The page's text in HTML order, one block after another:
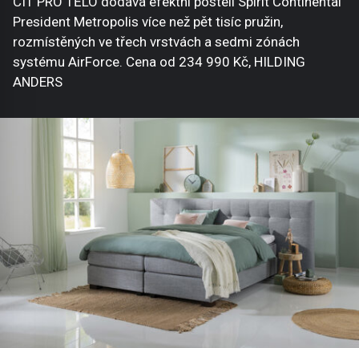
President Metropolis více než pět tisíc pružin,
rozmístěných ve třech vrstvách a sedmi zónách
systému AirForce. Cena od 234 990 Kč, HILDING
ANDERS